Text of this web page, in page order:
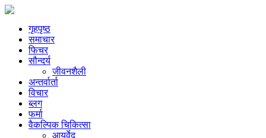
गृहपृष्ठ
समाचार
फिचर
सौन्दर्य
जीवनशैली
अन्तर्वार्ता
विचार
ब्लग
फर्मा
वैकल्पिक चिकित्सा
आयुर्वेद